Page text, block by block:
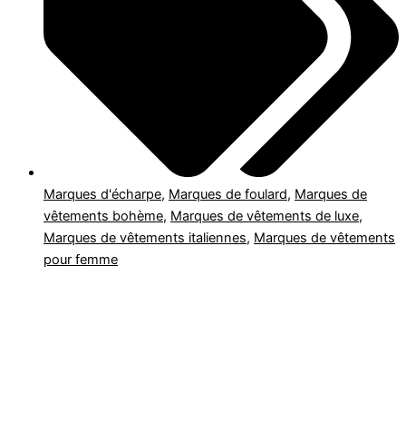
Marques d'écharpe, Marques de foulard, Marques de
vêtements bohème, Marques de vêtements de luxe,
Marques de vêtements italiennes, Marques de vêtements
pour femme